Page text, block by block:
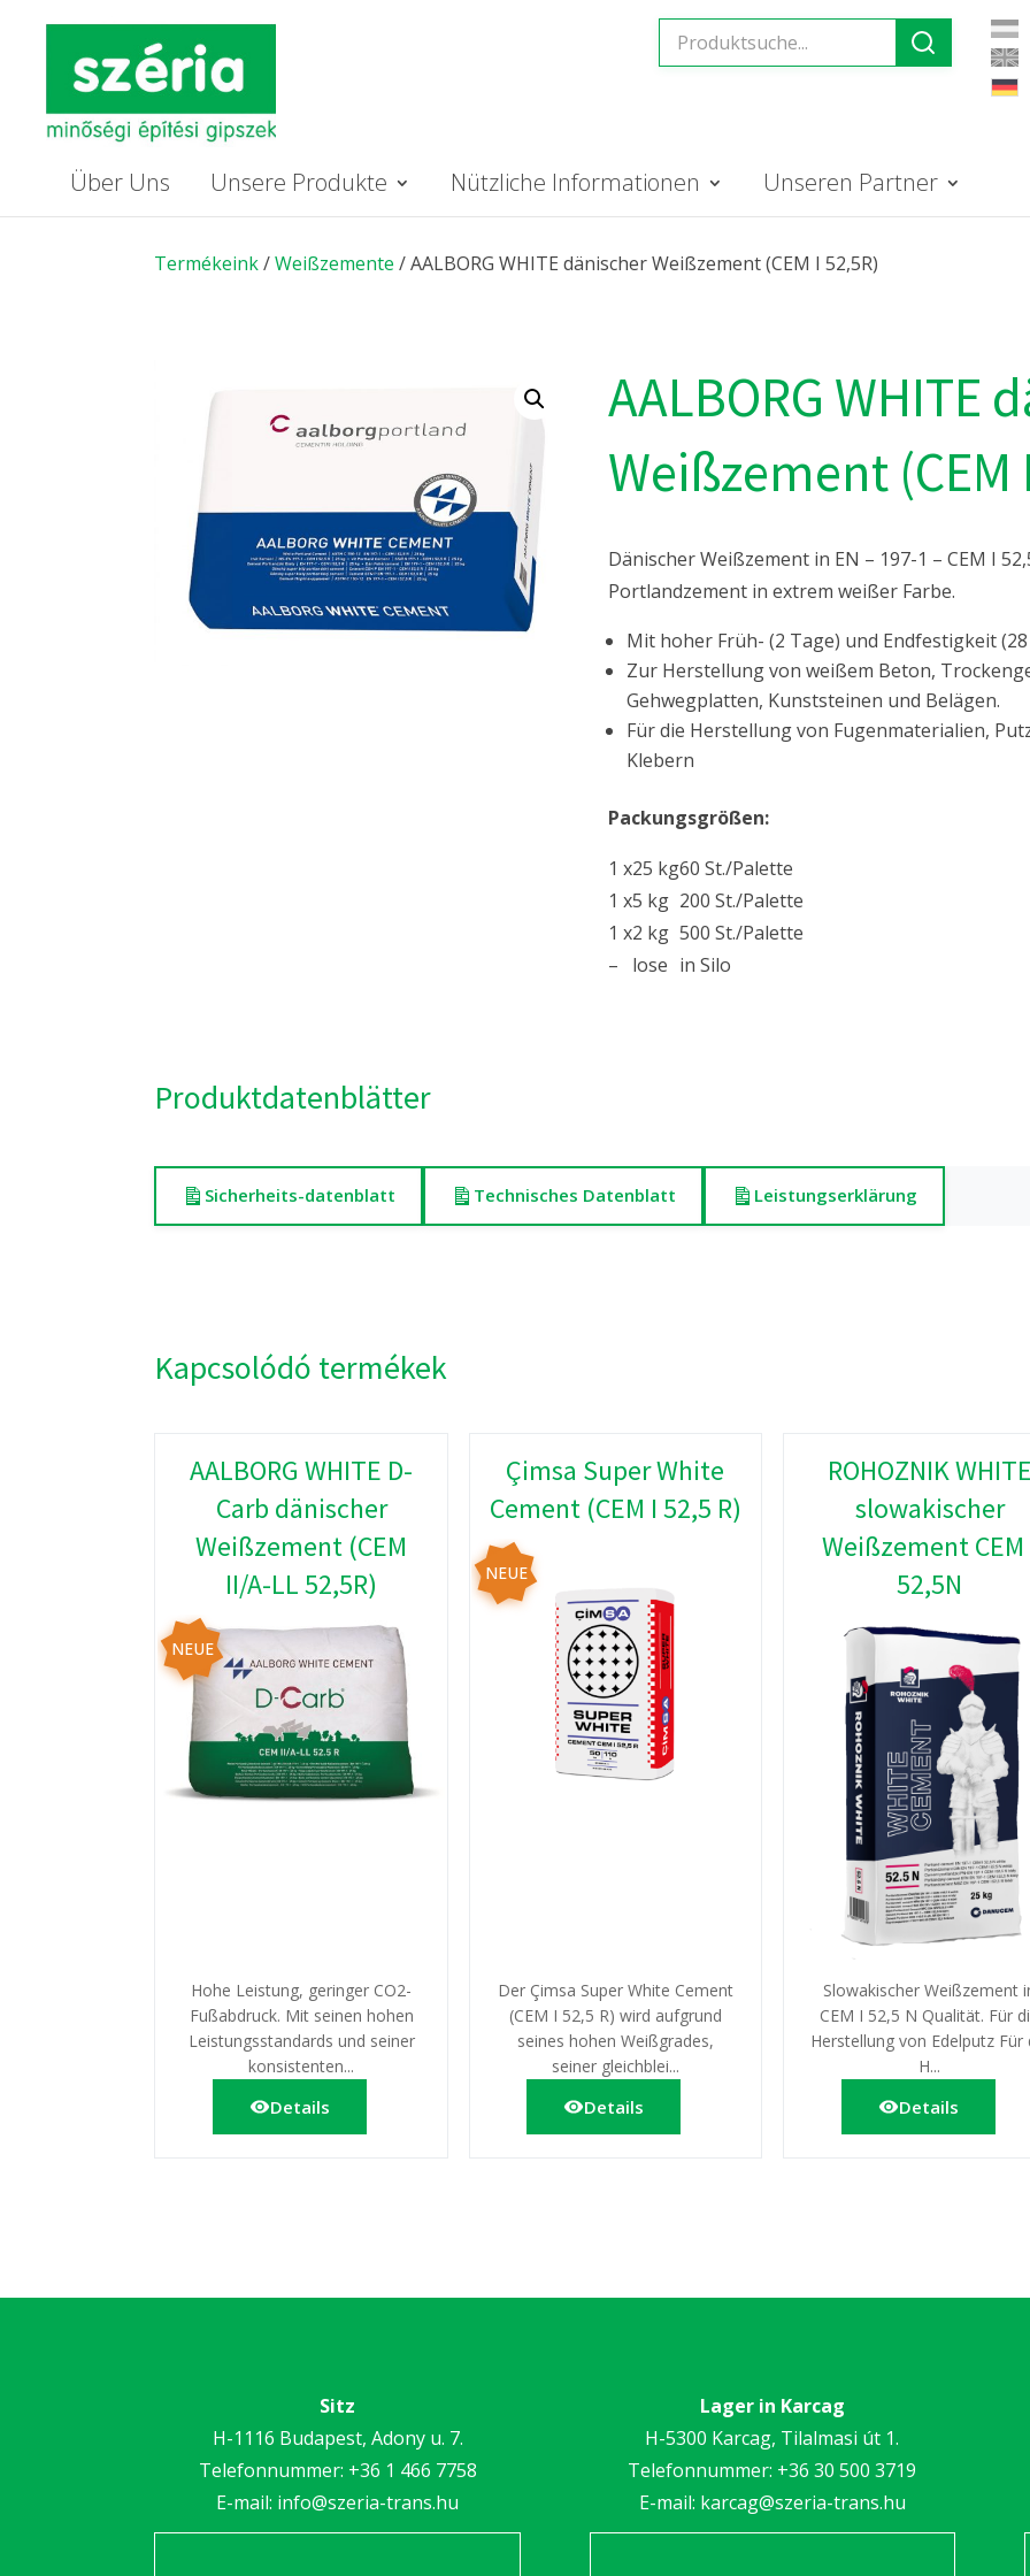
Über Uns Unsere Produkte Nützliche Informationen Unseren Partner
Termékeink/Weißzemente / AALBORG WHITE dänischer Weißzement (CEM I 52,5R)
AALBORG WHITE
Weißzement (CEM
Dänischer Weißzement in EN – 197-1 – CEM I
Portlandzement in extrem weißer Farbe.
Mit hoher Früh- (2 Tage) und Endfestigkeit
Zur Herstellung von weißem Beton,
Gehwegplatten, Kunststeinen und Belägen.
Für die Herstellung von Fugenmaterialien,
Klebern
Packungsgrößen:
1 x25 kg60 St./Palette
1 x5 kg 200 St./Palette
1 x2 kg 500 St./Palette
–
lose in Silo
Produktdatenblätter
Sicherheits-datenblatt Technisches Datenblatt Leistungserklärung
Kapcsolódó termékek
AALBORG WHITE D-
Carb dänischer
Weißzement (CEM
II/A-LL 52,5R)
NEUE
Hohe Leistung, geringer CO2-
Fußabdruck. Mit seinen hohen
Leistungsstandards und seiner
konsistenten...
Details
Çimsa Super White
Cement (CEM I 52,5 R)
NEUE
Der Çimsa Super White Cement
(CEM I 52,5 R) wird aufgrund
seines hohen Weißgrades,
seiner gleichblei...
Details
ROHOZNIK WHITE
slowakischer
Weißzement CEM
52,5N
Slowakischer Weißzement
CEM I 52,5 N Qualität. Für
Herstellung von Edelputz Für
H...
Details
Sitz
H-1116 Budapest, Adony u. 7.
Telefonnummer: +36 1 466 7758
E-mail: info@szeria-trans.hu
Lager in Karcag
H-5300 Karcag, Tilalmasi út 1.
Telefonnummer: +36 30 500 3719
E-mail: karcag@szeria-trans.hu